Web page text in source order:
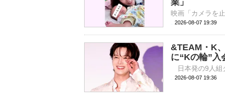
業」
2026-08-07 19:39
&TEAM・K
に“Kの輪”入
2026-08-07 19:36